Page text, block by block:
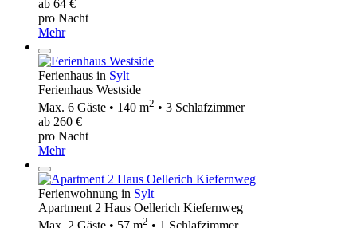
ab 64 €
pro Nacht
Mehr
Ferienhaus in Sylt
Ferienhaus Westside
Max. 6 Gäste • 140 m2 • 3 Schlafzimmer
ab 260 €
pro Nacht
Mehr
Ferienwohnung in Sylt
Apartment 2 Haus Oellerich Kiefernweg
2